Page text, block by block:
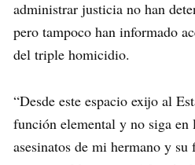
administrar justicia no han
pero tampoco han informado
del triple homicidio.
“Desde este espacio exijo al
función elemental y no siga
asesinatos de mi hermano y